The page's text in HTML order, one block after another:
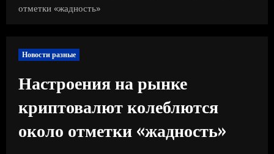
отметки «жадность»
Новости разные
Настроения на рынке
криптовалют колеблются
около отметки «жадность»